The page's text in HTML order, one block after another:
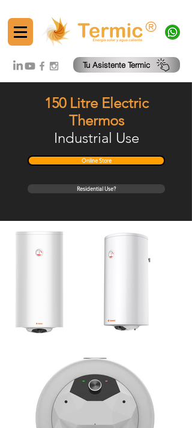
®
Tu Asistente Termic
150 Litre Electric
Thermos
Industrial Use
Online Store
Residential Use?